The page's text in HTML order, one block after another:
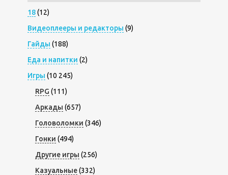
18(12)
Видеоплееры и редакторы (9)
Гайды (188)
Еда и напитки (2)
Игры (10 245)
RPG (111)
Аркады (657)
Головоломки (346)
Гонки (494)
Другие игры (256)
Казуальные(332)